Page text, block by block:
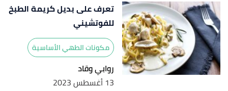
تعرف على بديل كريمة الطبخ
للفوتشيني
مكونات الطهي الأساسية
روابي وقاد
13 أغسطس 2023